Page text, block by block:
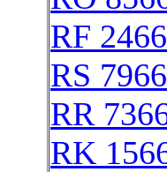
RF
RS
RR
RK